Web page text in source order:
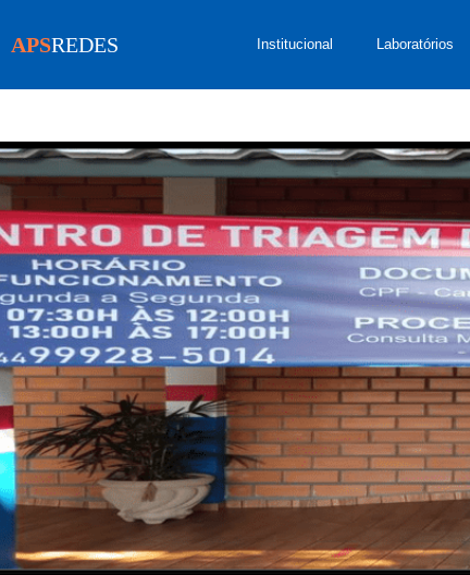
APSREDES Institucional Laboratórios